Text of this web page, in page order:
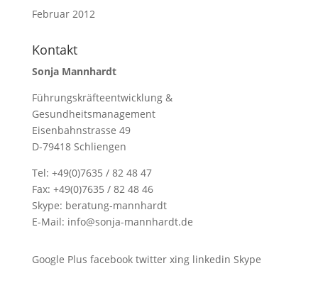
Februar 2012
Kontakt
Sonja Mannhardt
Führungskräfteentwicklung &
Gesundheitsmanagement
Eisenbahnstrasse 49
D-79418 Schliengen
Tel: +49(0)7635 / 82 48 47
Fax: +49(0)7635 / 82 48 46
Skype: beratung-mannhardt
E-Mail: info@sonja-mannhardt.de
Google Plus facebook twitter xing linkedin Skype